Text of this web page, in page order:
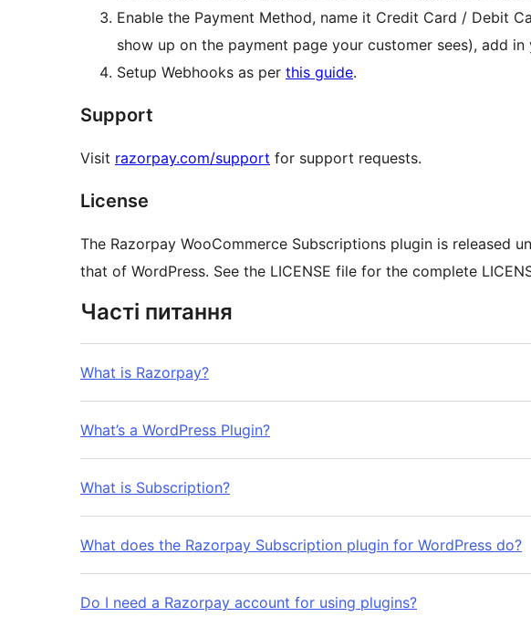
Enable the Payment Method, name it Credit Card / Debit
show up on the payment page your customer sees), add in
Setup Webhooks as per this guide.
Support
Visit razorpay.com/support for support requests.
License
The Razorpay WooCommerce Subscriptions plugin is released
that of WordPress. See the LICENSE file for the complete
Часті питання
What is Razorpay?
What’s a WordPress Plugin?
What is Subscription?
What does the Razorpay Subscription plugin for WordPress do?
Do I need a Razorpay account for using plugins?